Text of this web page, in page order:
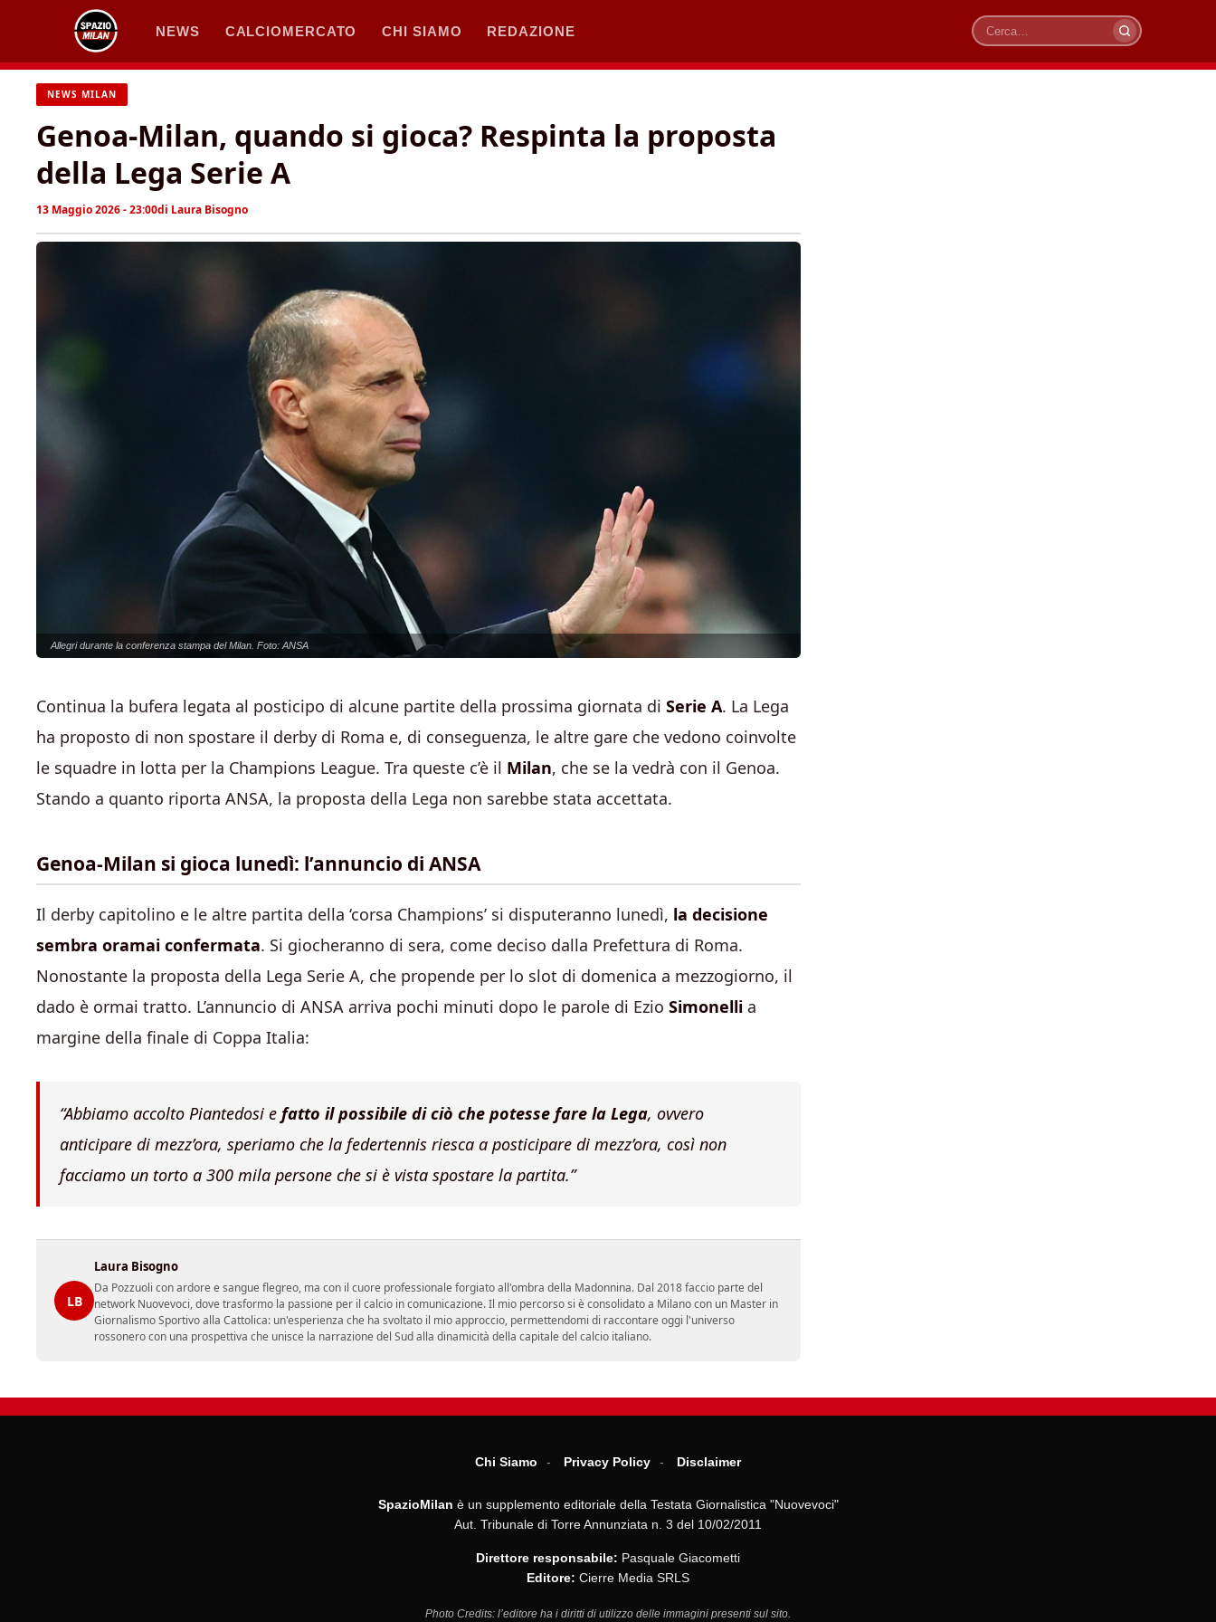
contenuto
NEWS CALCIOMERCATO CHI SIAMO REDAZIONE
Cerca
NEWS MILAN
Genoa-Milan, quando si gioca? Respinta la proposta
della Lega Serie A
13 Maggio 2026 - 23:00di Laura Bisogno
Allegri durante la conferenza stampa del Milan. Foto: ANSA
Continua la bufera legata al posticipo di alcune partite della prossima giornata di Serie A. La Lega
ha proposto di non spostare il derby di Roma e, di conseguenza, le altre gare che vedono coinvolte
le squadre in lotta per la Champions League. Tra queste c’è il Milan, che se la vedrà con il Genoa.
Stando a quanto riporta ANSA, la proposta della Lega non sarebbe stata accettata.
Genoa-Milan si gioca lunedì: l’annuncio di ANSA
Il derby capitolino e le altre partita della ‘corsa Champions’ si disputeranno lunedì, la decisione
sembra oramai confermata. Si giocheranno di sera, come deciso dalla Prefettura di Roma.
Nonostante la proposta della Lega Serie A, che propende per lo slot di domenica a mezzogiorno, il
dado è ormai tratto. L’annuncio di ANSA arriva pochi minuti dopo le parole di Ezio Simonelli a
margine della finale di Coppa Italia:
“Abbiamo accolto Piantedosi e fatto il possibile di ciò che potesse fare la Lega, ovvero
anticipare di mezz’ora, speriamo che la federtennis riesca a posticipare di mezz’ora, così non
facciamo un torto a 300 mila persone che si è vista spostare la partita.”
LB
Laura Bisogno
Da Pozzuoli con ardore e sangue flegreo, ma con il cuore professionale forgiato all'ombra della Madonnina. Dal 2018 faccio parte del
network Nuovevoci, dove trasformo la passione per il calcio in comunicazione. Il mio percorso si è consolidato a Milano con un Master in
Giornalismo Sportivo alla Cattolica: un'esperienza che ha svoltato il mio approccio, permettendomi di raccontare oggi l'universo
rossonero con una prospettiva che unisce la narrazione del Sud alla dinamicità della capitale del calcio italiano.
Chi Siamo Privacy Policy Disclaimer
SpazioMilan è un supplemento editoriale della Testata Giornalistica "Nuovevoci"
Aut. Tribunale di Torre Annunziata n. 3 del 10/02/2011
Direttore responsabile: Pasquale Giacometti
Editore: Cierre Media SRLS
Photo Credits: l’editore ha i diritti di utilizzo delle immagini presenti sul sito.